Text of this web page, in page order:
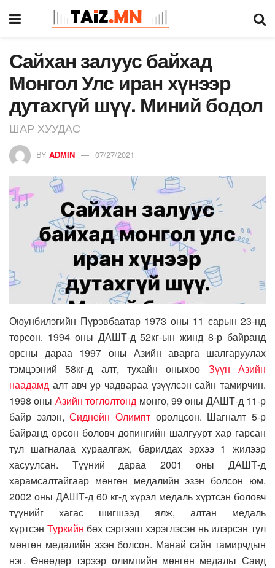
Сайхан залуус байхад
Монгол Улс иран хүнээр
дутахгүй шүү. Миний бодол
ШАР ХУУДАС
BY ADMIN 07/27/2021
Оюунбилэгийн Пүрэвбаатар 1973 оны 11 сарын 23-нд
төрсөн. 1994 оны ДАШТ-д 52кг-ын жинд 8-р байранд
орсны дараа 1997 оны Азийн аварга шалгаруулах
тэмцээний 58кг-д алт, тухайн оныхоо Зүүн Азийн
наадамд алт авч ур чадвараа үзүүлсэн сайн тамирчин.
1998 оны Азийн тоглолтонд мөнгө, 99 оны ДАШТ-д 11-р
байр эзлэн,Сиднейн Олимпт оролцсон. Шагналт 5-р
байранд орсон боловч допингийн шалгуурт хар гарсан
тул шагналаа хураалгаж, барилдах эрхээ 1 жилээр
хасуулсан. Түүний дараа 2001 оны ДАШТ-д
харамсалтайгаар мөнгөн медалийн эзэн болсон юм.
2002 оны ДАШТ-д 60 кг-д хүрэл медаль хүртсэн боловч
түүнийг хагас шигшээд ялж, алтан медаль
хүртсэн Туркийн бөх сэргээш хэрэглэсэн нь илэрсэн тул
мөнгөн медалийн эзэн болсон. Манай сайн тамирчдын
нэг. Өнөөдөр тэрээр олимпийн мөнгөн медальт Саид